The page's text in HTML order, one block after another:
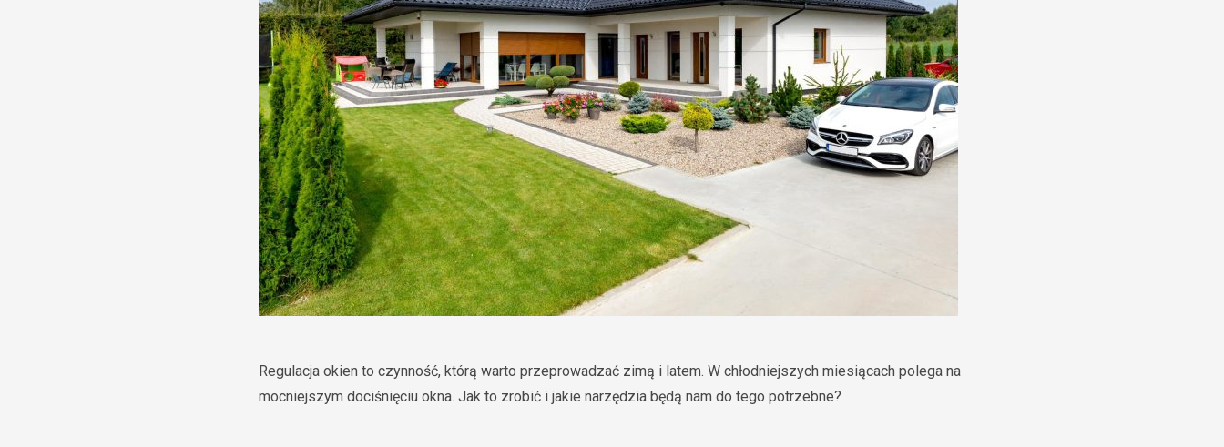
Regulacja okien to czynność, którą warto przeprowadzać zimą i latem. W chłodniejszych miesiącach polega na
mocniejszym dociśnięciu okna. Jak to zrobić i jakie narzędzia będą nam do tego potrzebne?